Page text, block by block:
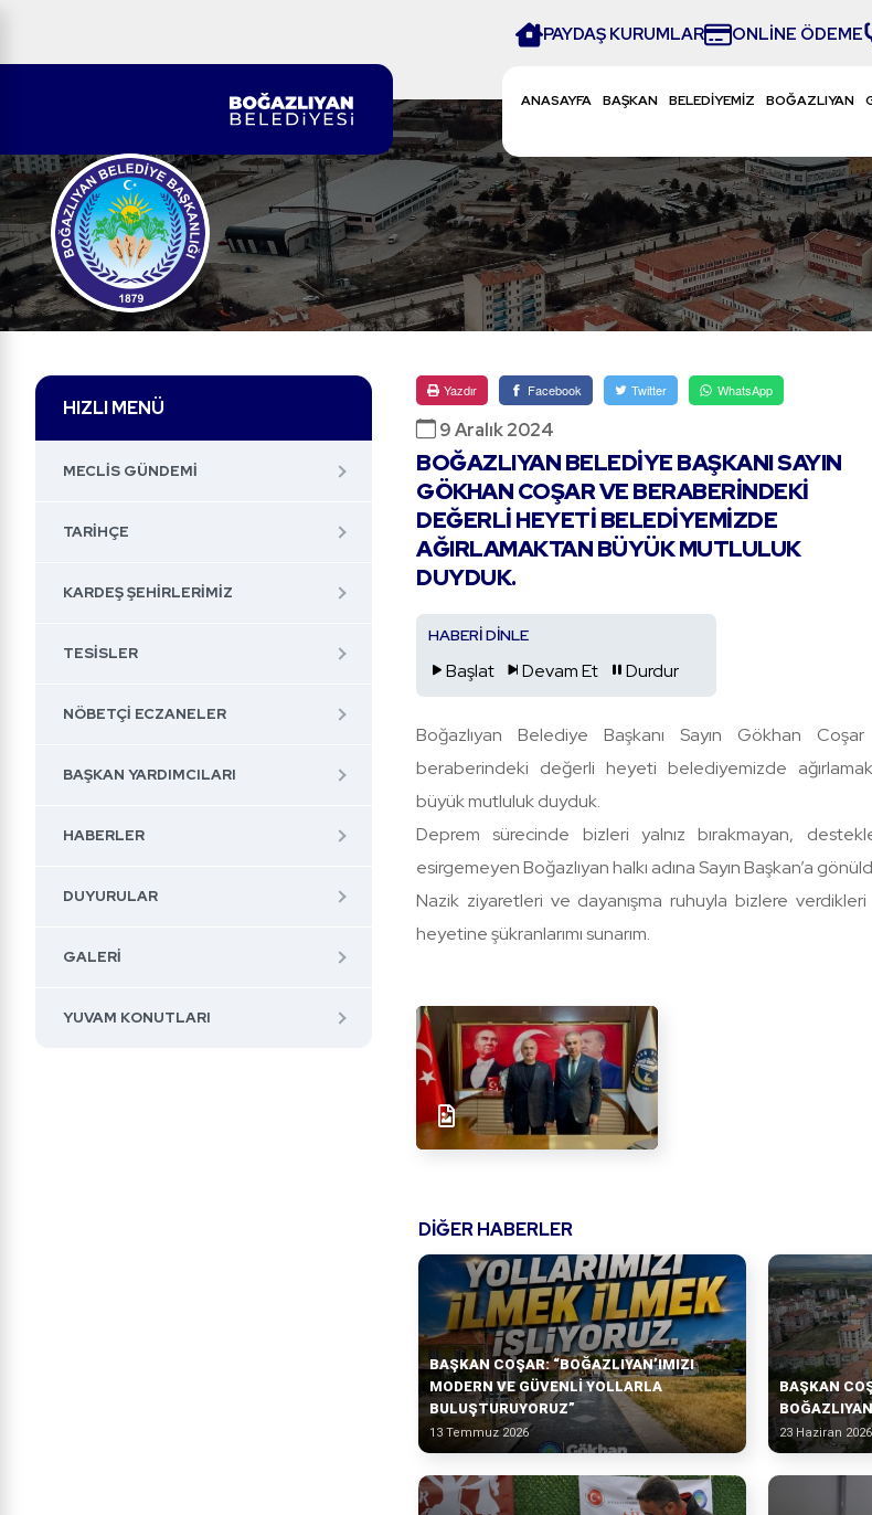
PAYDAŞ KURUMLAR ONLİNE ÖDEME
ANASAYFA BAŞKAN BELEDİYEMİZ BOĞAZLIYAN
Yazdır Facebook Twitter WhatsApp
9 Aralık 2024
BOĞAZLIYAN BELEDIYE BAŞKANI SAYIN
GÖKHAN COŞAR VE BERABERINDEKI
DEĞERLI HEYETI BELEDIYEMIZDE
AĞIRLAMAKTAN BÜYÜK MUTLULUK
DUYDUK.
HABERİ DİNLE
Başlat Devam Et Durdur
Boğazlıyan Belediye Başkanı Sayın Gökhan
beraberindeki değerli heyeti belediyemizde
büyük mutluluk duyduk.
Deprem sürecinde bizleri yalnız bırakmayan,
esirgemeyen Boğazlıyan halkı adına Sayın Başkan’a
Nazik ziyaretleri ve dayanışma ruhuyla bizlere
heyetine şükranlarımı sunarım.
DİĞER HABERLER
BAŞKAN COŞAR: “BOĞAZLIYAN’IMIZI
MODERN VE GÜVENLİ YOLLARLA
BULUŞTURUYORUZ”
13 Temmuz 2026
BAŞKAN
23 Haziran 2026
HIZLI MENÜ
MECLIS GÜNDEMI
TARIHÇE
KARDEŞ ŞEHIRLERIMIZ
TESISLER
NÖBETÇI ECZANELER
BAŞKAN YARDIMCILARI
HABERLER
DUYURULAR
GALERI
YUVAM KONUTLARI